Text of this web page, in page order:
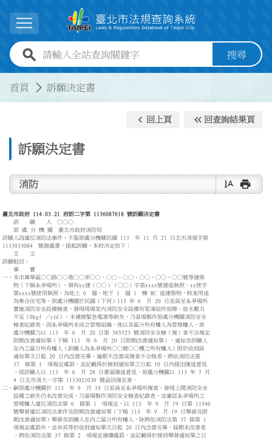
展開選單
全站查詢關鍵字欄位 搜尋
首頁 訴願決定書
訴願決定書
keyboard_arrow_left 回上頁 keyboard_double_arrow_left 回查詢結果頁
消防 text_rotate_vertical print
臺北市政府 114.03.21 府訴二字第 1136087618 號訴願決定書
訴 願 人 ○○○
原 處 分 機 關 臺北市政府消防局
訴願人因違反消防法事件，不服原處分機關民國 113 年 11 月 21 日北市消預字第
1133033084 號裁處書，提起訴願，本府決定如下：
主 文
訴願駁回。
事 實
一、本市萬華區○○路○○巷○○弄○○、○○、○○、○○、○○、○○號等建築
物（下稱系爭場所），領有xx建（○○）（○○）字第xxxx號建造執照、xx使字
第xxxx號使用執照，為地上 6 層、地下 1 層 1 棟 RC 造建築物，核准用途
為集合住宅等。原處分機關於民國（下同）113 年 6 月 20 日派員至系爭場所
實施消防安全設備檢查，發現現場室內消防安全設備有泵浦組件故障、放水壓力
不足（0kgf ／c㎡）、未連接緊急電源等缺失，乃當場製作原處分機關消防安全
檢查紀錄表，因系爭場所未成立管理組織，係以各區分所有權人為管理權人，原
處分機關乃以 113 年 6 月 20 日第 365523 號消防安全檢（複）查不合規定
限期改善通知單（下稱 113 年 6 月 20 日限期改善通知單），通知含訴願人
在內之區分所有權人（訴願人為系爭場所○○號○○樓之所有權人）限於收到該
通知單次日起 20 日內改善完畢，逾期不改善或複查不合格者，將依消防法第
37 條第 1 項規定處罰，並記載得於接到通知單之日起 10 日內提出陳述意見
，經訴願人以 113 年 6 月 28 日書面陳述意見，原處分機關以 113 年 7 月
4 日北市消大一字第 1133021030 號函回復在案。
二、嗣原處分機關於 113 年 9 月 19 日派員至系爭場所複查，發現上開消防安全
設備之缺失仍未改善完成，乃當場製作消防安全檢查紀錄表，並審認系爭場所之
管理權人違反消防法第 6 條第 1 項規定，以 113 年 9 月 19 日第 11546
號舉發違反消防法案件及限期改善通知單（下稱 113 年 9 月 19 日舉發及限
期改善通知單）舉發含訴願人在內之區分所有權人，除將依消防法第 37 條第 1
項規定處罰外，並命其等於收到通知單次日起 20 日內改善完畢，屆期未改善者
，將依消防法第 37 條第 2 項規定連續處罰，並記載得於接到舉發通知單之日